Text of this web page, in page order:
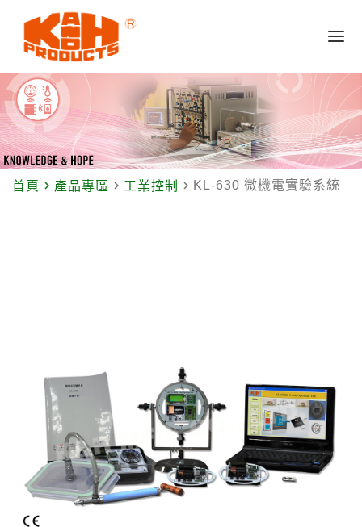
首頁 navigate_next 產品專區 navigate_next 工業控制 navigate_next KL-630 微機電實驗系統